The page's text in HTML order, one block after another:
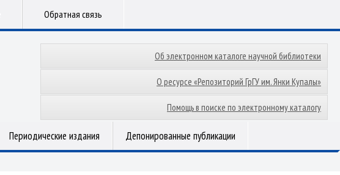
Обратная связь
Об электронном каталоге научной библиотеки
О ресурсе «Репозиторий ГрГУ им. Янки Купалы»
Помощь в поиске по электронному каталогу
Периодические издания Депонированные публикации